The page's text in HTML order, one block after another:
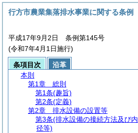
行方市農業集落排水事業に関する条例
平成17年9月2日 条例第145号
(令和7年4月1日施行)
条項目次
沿革
本則
第1章
総則
第1条(趣旨)
第2条(定義)
第2章
排水設備の設置等
第3条(排水設備の接続方法及び内
径等)